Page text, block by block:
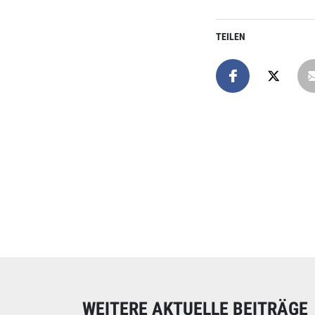
TEILEN
WEITERE AKTUELLE BEITRÄGE